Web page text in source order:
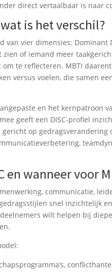
direct vertaalbaar is naar
is het verschil?
van vier dimensies: Dominant
of iemand meer
te reflecteren. MBTI
versus voelen, die samen
en het kernpatroon
geeft een DISC-profiel
op gedragsverandering
en wanneer voor
communicatie,
snel inzichtelijk
wilt helpen bij